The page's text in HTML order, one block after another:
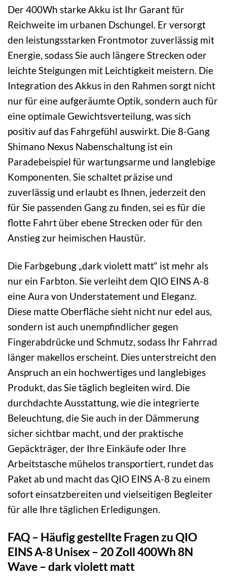
Der 400Wh starke Akku ist Ihr Garant für
Reichweite im urbanen Dschungel. Er versorgt
den leistungsstarken Frontmotor zuverlässig mit
Energie, sodass Sie auch längere Strecken oder
leichte Steigungen mit Leichtigkeit meistern. Die
Integration des Akkus in den Rahmen sorgt nicht
nur für eine aufgeräumte Optik, sondern auch für
eine optimale Gewichtsverteilung, was sich
positiv auf das Fahrgefühl auswirkt. Die 8-Gang
Shimano Nexus Nabenschaltung ist ein
Paradebeispiel für wartungsarme und langlebige
Komponenten. Sie schaltet präzise und
zuverlässig und erlaubt es Ihnen, jederzeit den
für Sie passenden Gang zu finden, sei es für die
flotte Fahrt über ebene Strecken oder für den
Anstieg zur heimischen Haustür.
Die Farbgebung „dark violett matt“ ist mehr als
nur ein Farbton. Sie verleiht dem QIO EINS A-8
eine Aura von Understatement und Eleganz.
Diese matte Oberfläche sieht nicht nur edel aus,
sondern ist auch unempfindlicher gegen
Fingerabdrücke und Schmutz, sodass Ihr Fahrrad
länger makellos erscheint. Dies unterstreicht den
Anspruch an ein hochwertiges und langlebiges
Produkt, das Sie täglich begleiten wird. Die
durchdachte Ausstattung, wie die integrierte
Beleuchtung, die Sie auch in der Dämmerung
sicher sichtbar macht, und der praktische
Gepäckträger, der Ihre Einkäufe oder Ihre
Arbeitstasche mühelos transportiert, rundet das
Paket ab und macht das QIO EINS A-8 zu einem
sofort einsatzbereiten und vielseitigen Begleiter
für alle Ihre täglichen Erledigungen.
FAQ – Häufig gestellte Fragen zu QIO
EINS A-8 Unisex – 20 Zoll 400Wh 8N
Wave – dark violett matt